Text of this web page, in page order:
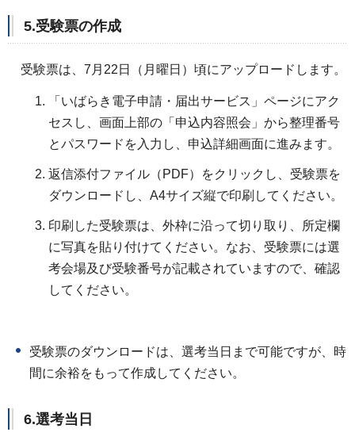
5.受験票の作成
受験票は、7月22日（月曜日）頃にアップロードします。
「いばらき電子申請・届出サービス」ページにアク
セスし、画面上部の「申込内容照会」から整理番号
とパスワードを入力し、申込詳細画面に進みます。
返信添付ファイル（PDF）をクリックし、受験票を
ダウンロードし、A4サイズ縦で印刷してください。
印刷した受験票は、外枠に沿って切り取り、所定欄
に写真を貼り付けてください。なお、受験票には選
考会場及び受験番号が記載されていますので、確認
してください。
受験票のダウンロードは、選考当日まで可能ですが、時
間に余裕をもって作成してください。
6.選考当日